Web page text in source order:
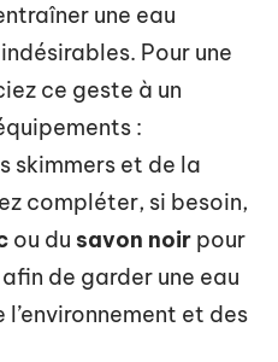
une eau
Pour une
ce geste à un
:
skimmers et de la
compléter, si besoin,
ou du savon noir pour
de garder une eau
et des